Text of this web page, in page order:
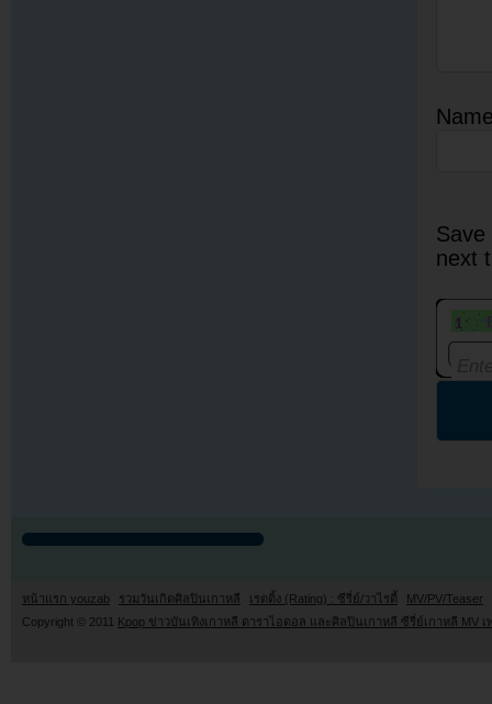
next
หน้าแรก youzab รวมวันเกิดศิลปินเกาหลี เรตติ้ง (Rating) : ซีรี่ย์/วาไรตี้
MV/PV/Teaser
Copyright © 2011 Kpop ข่าวบันเทิงเกาหลี ดาราไอดอล และศิลปินเกาหลี ซีรี่ย์เกาหลี MV